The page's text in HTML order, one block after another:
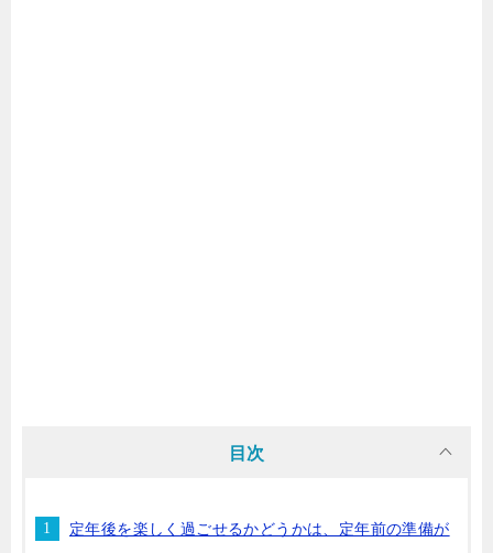
目次
定年後を楽しく過ごせるかどうかは、定年前の準備が